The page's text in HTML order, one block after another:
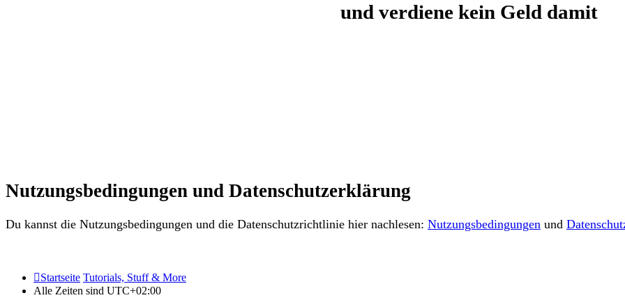
und verdiene kein Geld damit
Nutzungsbedingungen und Datenschutzerklärung
Du kannst die Nutzungsbedingungen und die Datenschutzrichtlinie hier nachlesen: Nutzungsbedingungen und
Startseite Tutorials, Stuff & More
Alle Zeiten sind UTC+02:00